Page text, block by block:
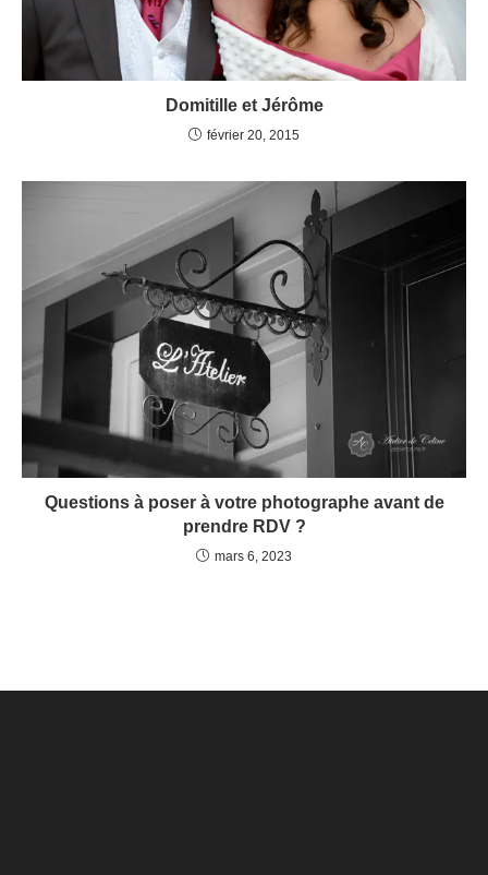
Domitille et Jérôme
février 20, 2015
Questions à poser à votre photographe avant de
prendre RDV ?
mars 6, 2023